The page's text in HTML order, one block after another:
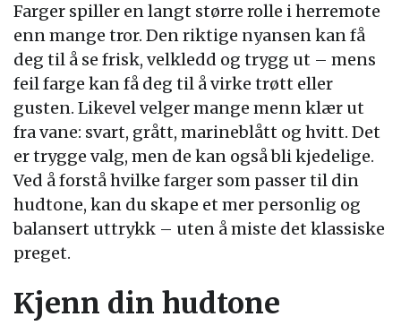
Farger spiller en langt større rolle i herremote
enn mange tror. Den riktige nyansen kan få
deg til å se frisk, velkledd og trygg ut – mens
feil farge kan få deg til å virke trøtt eller
gusten. Likevel velger mange menn klær ut
fra vane: svart, grått, marineblått og hvitt. Det
er trygge valg, men de kan også bli kjedelige.
Ved å forstå hvilke farger som passer til din
hudtone, kan du skape et mer personlig og
balansert uttrykk – uten å miste det klassiske
preget.
Kjenn din hudtone